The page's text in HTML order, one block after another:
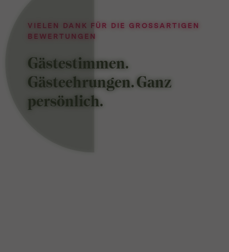
VIELEN DANK FÜR DIE GROSSARTIGEN B
EWERTUNGEN
Gästestimmen.
Gästeehrungen.Ganz
persönlich.